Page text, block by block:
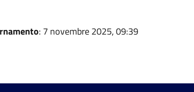
: 7 novembre 2025, 09:39